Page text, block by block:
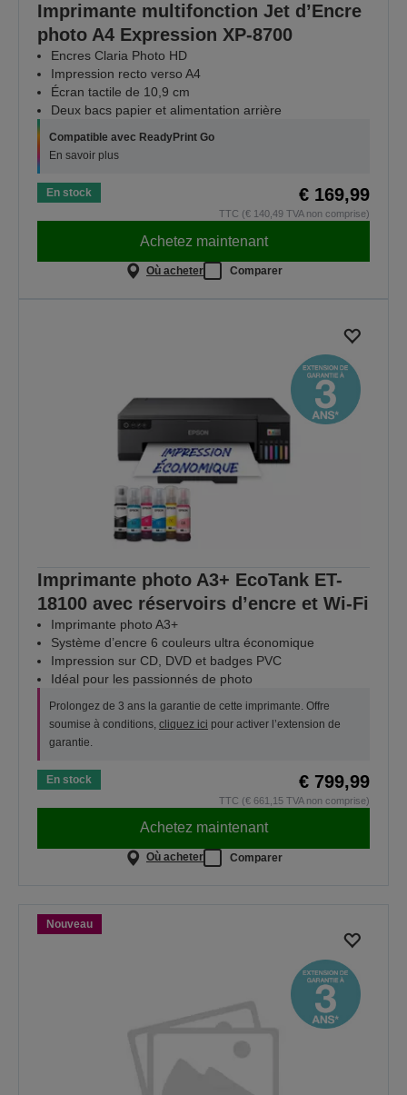
Imprimante multifonction Jet d’Encre
photo A4 Expression XP‑8700
Encres Claria Photo HD
Impression recto verso A4
Écran tactile de 10,9 cm
Deux bacs papier et alimentation arrière
Compatible avec ReadyPrint Go
En savoir plus
En stock € 169,99
TTC (€ 140,49 TVA non comprise)
Achetez maintenant
Où acheter Comparer
Imprimante photo A3+ EcoTank ET-
18100 avec réservoirs d’encre et Wi-Fi
Imprimante photo A3+
Système d’encre 6 couleurs ultra économique
Impression sur CD, DVD et badges PVC
Idéal pour les passionnés de photo
Prolongez de 3 ans la garantie de cette imprimante. Offre
soumise à conditions, cliquez ici pour activer l’extension de
garantie.
En stock € 799,99
TTC (€ 661,15 TVA non comprise)
Achetez maintenant
Où acheter Comparer
Nouveau